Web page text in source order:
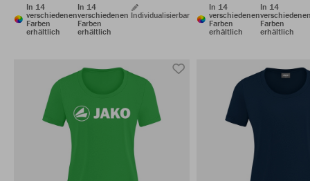
In 14
verschiedenen
Farben
erhältlich
In 14
verschiedenen
Farben
erhältlich
Individualisierbar
In 14
verschiedenen
Farben
erhältlich
In 14
Farben
erhältlich